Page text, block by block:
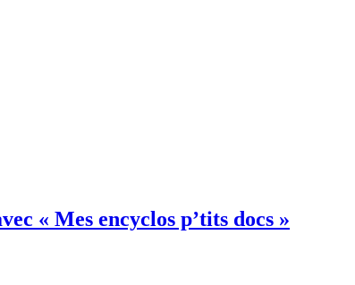
« Mes encyclos p’tits docs »